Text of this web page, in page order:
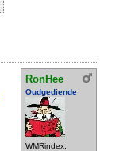
RonHee
Oudgediende
WMRindex: